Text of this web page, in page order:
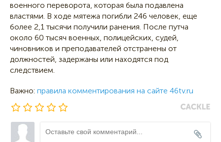
военного переворота, которая была подавлена
властями. В ходе мятежа погибли 246 человек, еще
более 2,1 тысячи получили ранения. После путча
около 60 тысяч военных, полицейских, судей,
чиновников и преподавателей отстранены от
должностей, задержаны или находятся под
следствием.
Важно: правила комментирования на сайте 46tv.ru